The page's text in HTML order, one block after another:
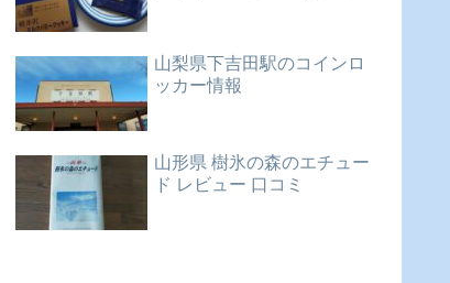
山梨県下吉田駅のコインロ
ッカー情報
山形県 樹氷の森のエチュー
ド レビュー 口コミ